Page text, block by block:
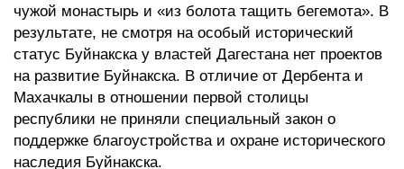
чужой монастырь и «из болота тащить бегемота». В
результате, не смотря на особый исторический
статус Буйнакска у властей Дагестана нет проектов
на развитие Буйнакска. В отличие от Дербента и
Махачкалы в отношении первой столицы
республики не приняли специальный закон о
поддержке благоустройства и охране исторического
наследия Буйнакска.